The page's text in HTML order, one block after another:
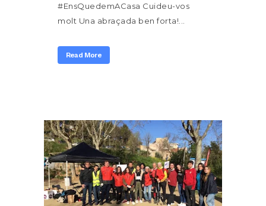
#EnsQuedemACasa Cuideu-vos
molt Una abraçada ben forta!...
Read More